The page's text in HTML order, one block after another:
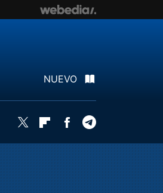
NUEVO
Twitter FlipboardFacebook